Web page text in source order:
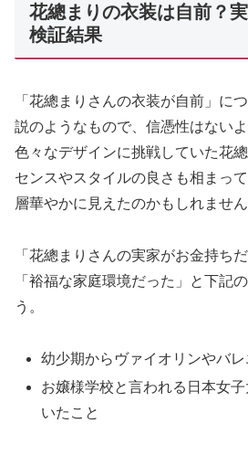
花總まりの衣装は自前？
検証結果
「花總まりさんの衣装が自前」に
説のようなもので、信憑性はないよ
色々なデザインに挑戦していた花
センスやスタイルの良さも相まっ
層華やかに見えたのかもしれません
「花總まりさんの実家がお金持ち
「裕福な家庭環境だった」と下記
う。
幼少期からヴァイオリンやバ
お嬢様学校と言われる日本女
いたこと